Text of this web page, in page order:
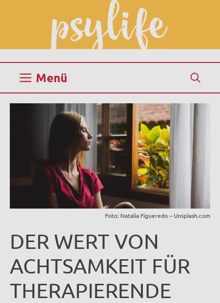
Menü
DER WERT VON
ACHTSAMKEIT FÜR
THERAPIERENDE
Foto: Natalia Figueredo – Unsplash.com